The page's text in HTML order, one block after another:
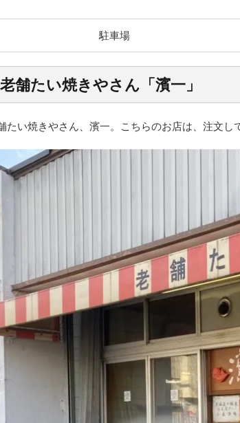
駐車場
舗たい焼きやさん「濱一」
たい焼きやさん、濱一。こちらのお店は、注文